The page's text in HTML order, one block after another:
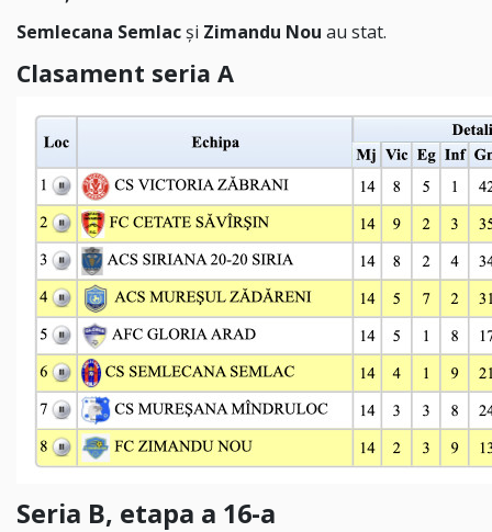
Semlecana Semlacși Zimandu Nou au stat.
Clasament seria A
Seria B, etapa a 16-a